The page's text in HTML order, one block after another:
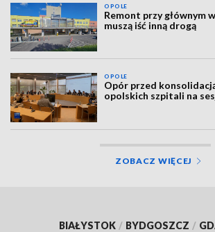
OPOLE
Remont przy głównym
muszą iść inną drogą
OPOLE
Opór przed
opolskich szpitali na
ZOBACZ WIĘCEJ
BIAŁYSTOK / BYDGOSZCZ /